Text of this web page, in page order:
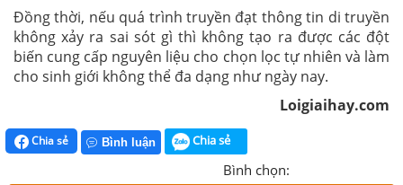
Đồng thời, nếu quá trình truyền đạt thông tin di truyền
không xảy ra sai sót gì thì không tạo ra được các đột
biến cung cấp nguyên liệu cho chọn lọc tự nhiên và làm
cho sinh giới không thể đa dạng như ngày nay.
Loigiaihay.com
Chia sẻ Bình luận Chia sẻ
Bình chọn: